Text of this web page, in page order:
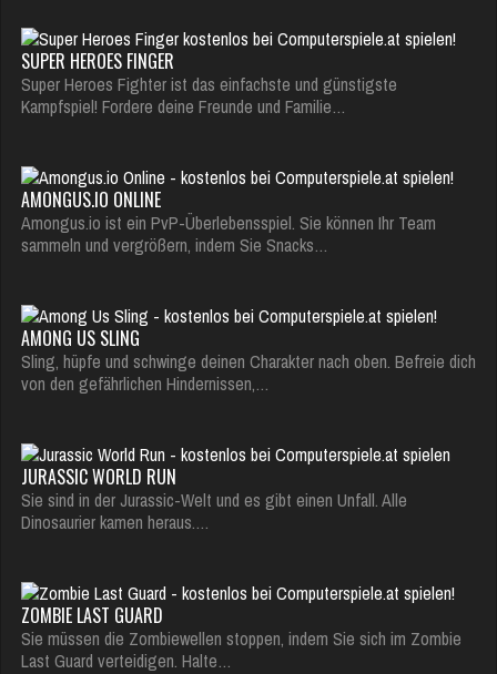
SUPER HEROES FINGER
Super Heroes Fighter ist das einfachste und günstigste
Kampfspiel! Fordere deine Freunde und Familie…
AMONGUS.IO ONLINE
Amongus.io ist ein PvP-Überlebensspiel. Sie können Ihr Team
sammeln und vergrößern, indem Sie Snacks…
AMONG US SLING
Sling, hüpfe und schwinge deinen Charakter nach oben. Befreie dich
von den gefährlichen Hindernissen,…
JURASSIC WORLD RUN
Sie sind in der Jurassic-Welt und es gibt einen Unfall. Alle
Dinosaurier kamen heraus.…
ZOMBIE LAST GUARD
Sie müssen die Zombiewellen stoppen, indem Sie sich im Zombie
Last Guard verteidigen. Halte…